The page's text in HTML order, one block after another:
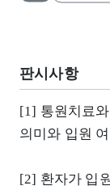
판시사항
[1] 통원치료
의미와 입원
[2] 환자가 입